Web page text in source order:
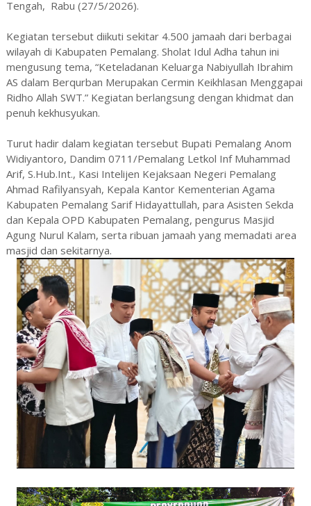
Tengah, Rabu (27/5/2026).
Kegiatan tersebut diikuti sekitar 4.500 jamaah dari berbagai
wilayah di Kabupaten Pemalang. Sholat Idul Adha tahun ini
mengusung tema, “Keteladanan Keluarga Nabiyullah Ibrahim
AS dalam Berqurban Merupakan Cermin Keikhlasan Menggapai
Ridho Allah SWT.” Kegiatan berlangsung dengan khidmat dan
penuh kekhusyukan.
Turut hadir dalam kegiatan tersebut Bupati Pemalang Anom
Widiyantoro, Dandim 0711/Pemalang Letkol Inf Muhammad
Arif, S.Hub.Int., Kasi Intelijen Kejaksaan Negeri Pemalang
Ahmad Rafilyansyah, Kepala Kantor Kementerian Agama
Kabupaten Pemalang Sarif Hidayattullah, para Asisten Sekda
dan Kepala OPD Kabupaten Pemalang, pengurus Masjid
Agung Nurul Kalam, serta ribuan jamaah yang memadati area
masjid dan sekitarnya.